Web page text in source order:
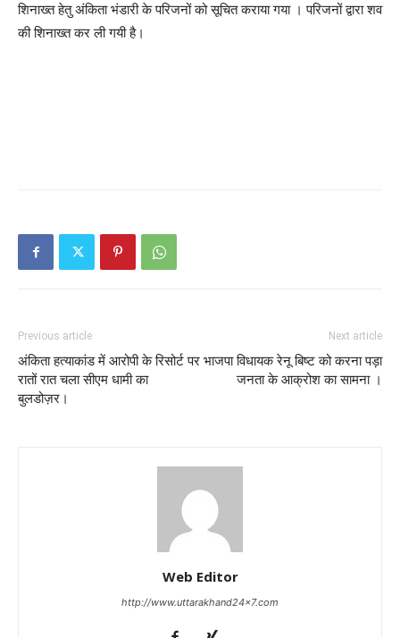
शिनाख्त हेतु अंकिता भंडारी के परिजनों को सूचित कराया गया । परिजनों द्वारा शव
की शिनाख्त कर ली गयी है।
Previous article
अंकिता हत्याकांड में आरोपी के रिसोर्ट पर
रातों रात चला सीएम धामी का
बुलडोज़र।
Next article
भाजपा विधायक रेनू बिष्ट को करना पड़ा
जनता के आक्रोश का सामना ।
Web Editor
http://www.uttarakhand24x7.com